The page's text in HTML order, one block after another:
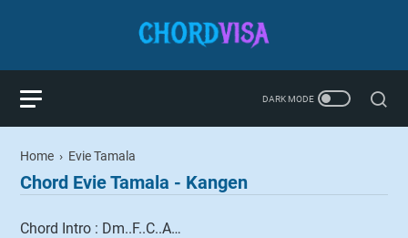
Home › Evie Tamala
Chord Evie Tamala - Kangen
Chord Intro : Dm..F..C..A…